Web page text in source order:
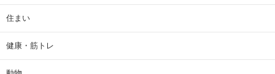
住まい
健康・筋トレ